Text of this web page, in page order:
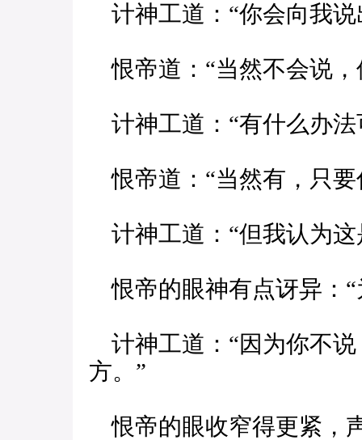
计神工道：“你会向我说
恨帝道：“当然不会说，
计神工道：“有什么办法
恨帝道：“当然有，只要
计神工道：“但我认为这
恨帝的眼神有点讶异：“
计神工道：“因为你不
方。”
恨帝的眼收窄得更紧，